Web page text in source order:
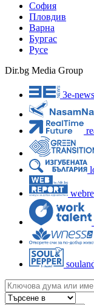
София
Пловдив
Варна
Бургас
Русе
Dir.bg Media Group
3e-